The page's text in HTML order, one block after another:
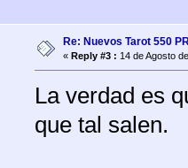
Re: Nuevos Tarot 550
« Reply #3 : 14 de Agosto
La verdad es
que tal salen.